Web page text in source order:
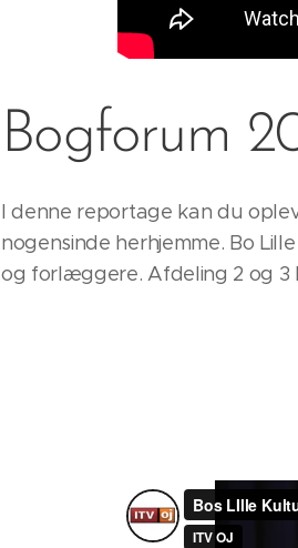
Bogforum
I denne reportage kan du
nogensinde herhjemme. Bo
og forlæggere. Afdeling 2 og 3